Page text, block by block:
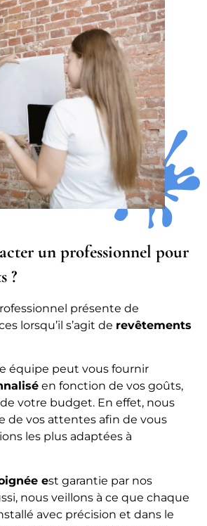
un professionnel pour
?
présente de
lorsqu’il s’agit de revêtements
équipe peut vous fournir
en fonction de vos goûts,
votre budget. En effet, nous
de vos attentes afin de vous
les plus adaptées à
est garantie par nos
nous veillons à ce que chaque
avec précision et dans le